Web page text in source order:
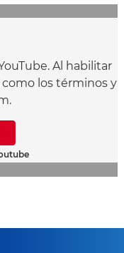
Al habilitar
como los términos y